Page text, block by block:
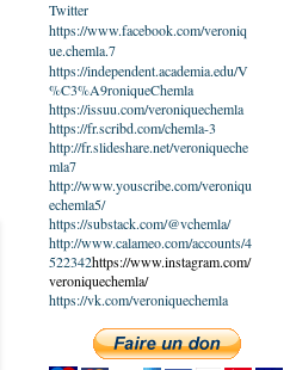
Twitter
https://www.facebook.com/veroniq
ue.chemla.7
https://independent.academia.edu/V
%C3%A9roniqueChemla
https://issuu.com/veroniquechemla
https://fr.scribd.com/chemla-3
http://fr.slideshare.net/veroniqueche
mla7
http://www.youscribe.com/veroniqu
echemla5/
https://substack.com/@vchemla/
http://www.calameo.com/accounts/4
522342https://www.instagram.com/
veroniquechemla/
https://vk.com/veroniquechemla